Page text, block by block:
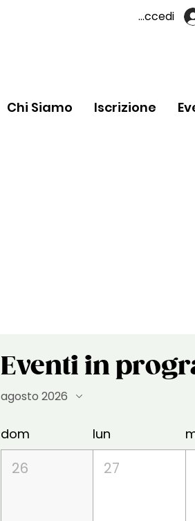
Accedi
Chi Siamo Iscrizione
Eventi in
agosto 2026
dom lun
26 27